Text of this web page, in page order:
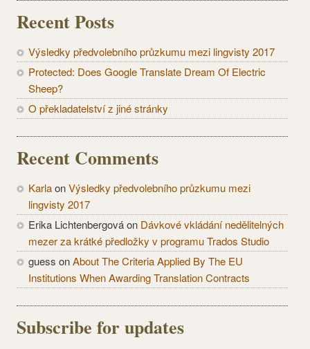
Recent Posts
Výsledky předvolebního průzkumu mezi lingvisty 2017
Protected: Does Google Translate Dream Of Electric
Sheep?
O překladatelství z jiné stránky
Recent Comments
KarlaonVýsledky předvolebního průzkumu mezi
lingvisty 2017
Erika Lichtenbergováon Dávkové vkládání nedělitelných
mezer za krátké předložky v programu Trados Studio
guess onAbout The Criteria Applied By The EU
Institutions When Awarding Translation Contracts
Subscribe for updates